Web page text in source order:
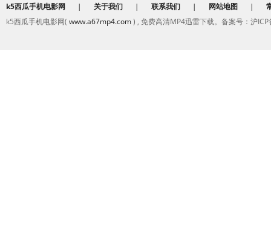
k5西瓜手机电影网 | 关于我们 | 联系我们 | 网站地图 |
k5西瓜手机电影网( www.a67mp4.com) , 免费高清MP4迅雷下载。备案号：沪